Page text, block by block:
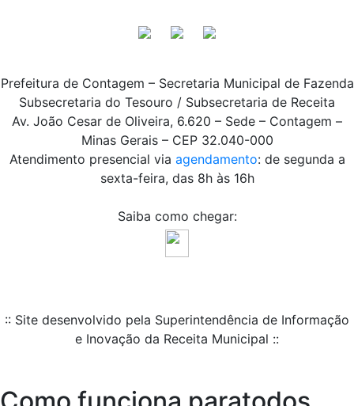
Prefeitura de Contagem – Secretaria Municipal de Fazenda
Subsecretaria do Tesouro / Subsecretaria de Receita
Av. João Cesar de Oliveira, 6.620 – Sede – Contagem –
Minas Gerais – CEP 32.040-000
Atendimento presencial via agendamento: de segunda a
sexta-feira, das 8h às 16h
Saiba como chegar:
:: Site desenvolvido pela Superintendência de Informação
e Inovação da Receita Municipal ::